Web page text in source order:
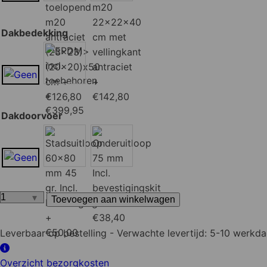
Dakbedekking
Dakdoorvoer
Overkapping
(DHZ)
Red
Class
Toevoegen aan winkelwagen
Leverbaar op bestelling - Verwachte levertijd: 5-10
Overzicht bezorgkosten